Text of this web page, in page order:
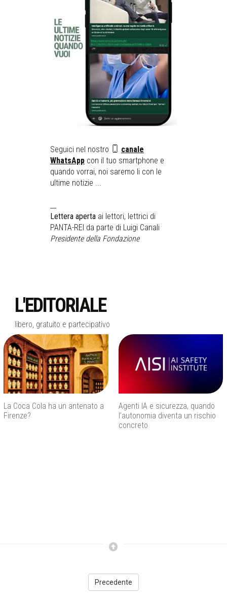
Seguici nel nostro
canale
WhatsApp con il tuo smartphone e
quando vorrai, noi saremo li con le
ultime notizie ...
Lettera aperta ai lettori, lettrici di
PANTA-REI da parte di Luigi Canali
Presidente della Fondazione
L'EDITORIALE
libero, gratuito e partecipativo
La Coca Cola ha un antenato a
Firenze?
Agenti IA e sicurezza, quando
l’autonomia diventa un rischio
concreto
Precedente